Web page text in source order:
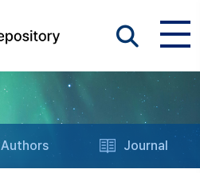
Authors Journal